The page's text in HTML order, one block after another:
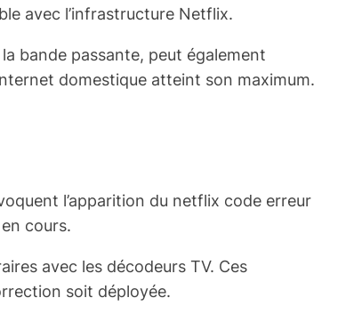
avec l’infrastructure Netflix.
bande passante, peut également
domestique atteint son maximum.
l’apparition du netflix code erreur
cours.
avec les décodeurs TV. Ces
soit déployée.